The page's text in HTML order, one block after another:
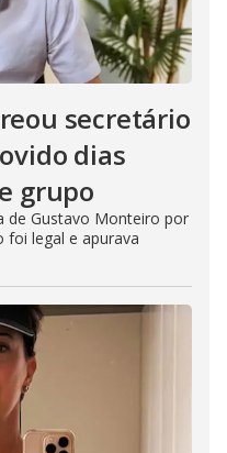
secretário
dias
grupo
de Gustavo Monteiro por
foi legal e apurava